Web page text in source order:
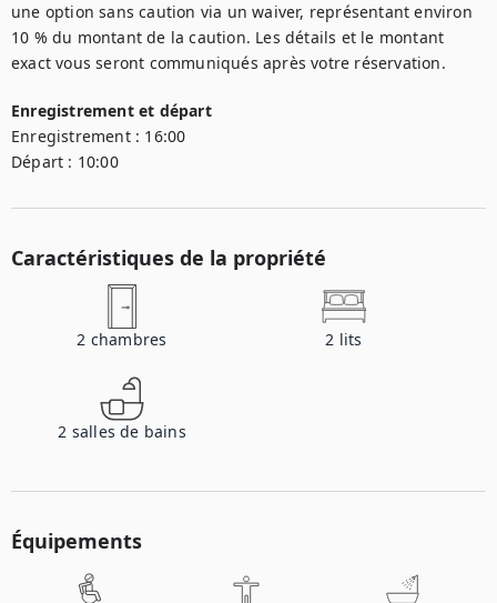
une option sans caution via un waiver, représentant environ
10 % du montant de la caution. Les détails et le montant
exact vous seront communiqués après votre réservation.
Enregistrement et départ
Enregistrement : 16:00
Départ : 10:00
Caractéristiques de la propriété
2 chambres 2 lits
2 salles de bains
Équipements